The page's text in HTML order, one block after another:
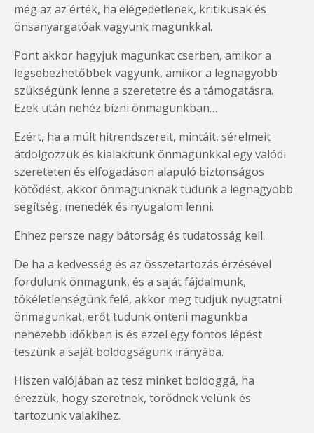
még az az érték, ha elégedetlenek, kritikusak és
önsanyargatóak vagyunk magunkkal.
Pont akkor hagyjuk magunkat cserben, amikor a
legsebezhetőbbek vagyunk, amikor a legnagyobb
szükségünk lenne a szeretetre és a támogatásra.
Ezek után nehéz bízni önmagunkban…
Ezért, ha a múlt hitrendszereit, mintáit, sérelmeit
átdolgozzuk és kialakítunk önmagunkkal egy valódi
szereteten és elfogadáson alapuló biztonságos
kötődést, akkor önmagunknak tudunk a legnagyobb
segítség, menedék és nyugalom lenni.
Ehhez persze nagy bátorság és tudatosság kell.
De ha a kedvesség és az összetartozás érzésével
fordulunk önmagunk, és a saját fájdalmunk,
tökéletlenségünk felé, akkor meg tudjuk nyugtatni
önmagunkat, erőt tudunk önteni magunkba
nehezebb időkben is és ezzel egy fontos lépést
teszünk a saját boldogságunk irányába.
Hiszen valójában az tesz minket boldoggá, ha
érezzük, hogy szeretnek, törődnek velünk és
tartozunk valakihez.